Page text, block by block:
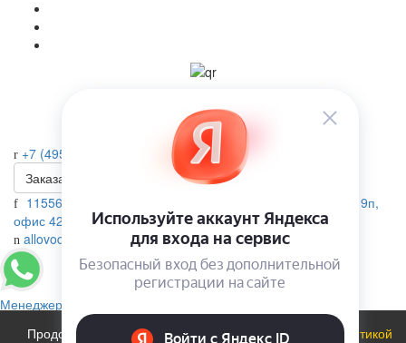
+7 (495) 223-46-26
Заказать звонок
115569, г. Москва, ул.Домодедовская. д.4 помещение 19п,
офис 42А
allovoda@mail.ru
Менеджер
Продолжая использовать сайт, вы соглашаетесь с
политикой